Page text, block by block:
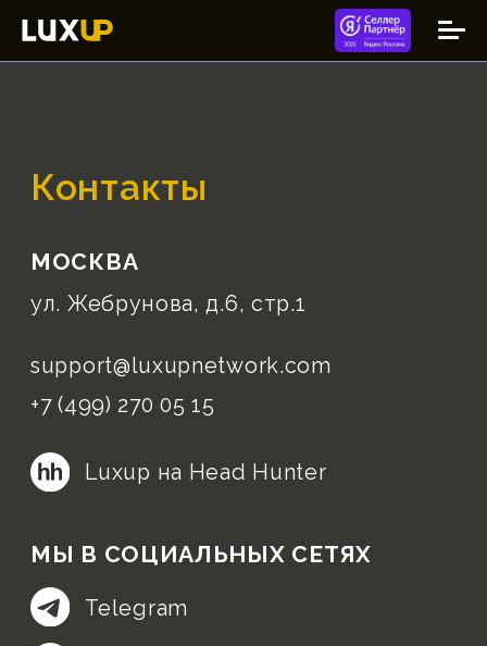
ФОРМА ОБРАТНОЙ СВЯЗИ
+7 (499) 270 05 15
support@luxupnetwork.com
МОСКВА
МЫ В СОЦИАЛЬНЫХ СЕТЯХ
Вконтакте
Searchengines